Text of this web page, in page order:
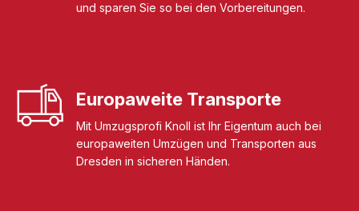
und sparen Sie so bei den Vorbereitungen.
Europaweite Transporte
Mit Umzugsprofi Knoll ist Ihr Eigentum auch bei
europaweiten Umzügen und Transporten aus
Dresden in sicheren Händen.